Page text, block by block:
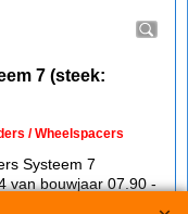
7 (steek:
/ Wheelspacers
Systeem 7
van bouwjaar 07.90 -